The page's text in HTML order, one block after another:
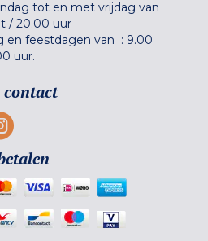
tot en met vrijdag van
/ 20.00 uur
en feestdagen van : 9.00
uur.